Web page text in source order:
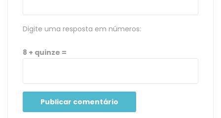
Digite uma resposta em números:
8 + quinze =